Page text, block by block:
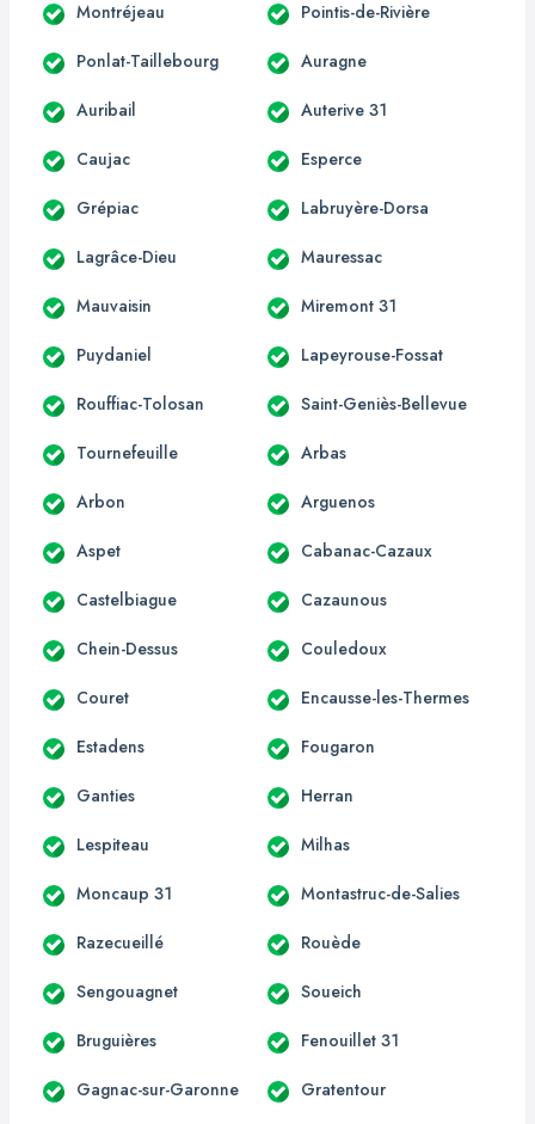
Montréjeau Pointis-de-Rivière
Ponlat-Taillebourg Auragne
Auribail Auterive 31
Caujac Esperce
Grépiac Labruyère-Dorsa
Lagrâce-Dieu Mauressac
Mauvaisin Miremont 31
Puydaniel Lapeyrouse-Fossat
Rouffiac-Tolosan Saint-Geniès-Bellevue
Tournefeuille Arbas
Arbon Arguenos
Aspet Cabanac-Cazaux
Castelbiague Cazaunous
Chein-Dessus Couledoux
Couret Encausse-les-Thermes
Estadens Fougaron
Ganties Herran
Lespiteau Milhas
Moncaup 31 Montastruc-de-Salies
Razecueillé Rouède
Sengouagnet Soueich
Bruguières Fenouillet 31
Gagnac-sur-Garonne Gratentour